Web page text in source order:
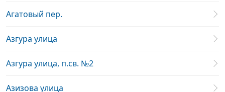
Агатовый пер.
Азгура улица
Азгура улица, п.св. №2
Азизова улица